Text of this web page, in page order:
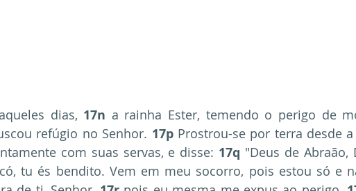
dias, 17n a rainha Ester, temendo o perigo de
refúgio no Senhor. 17p Prostrou-se por terra desde
com suas servas, e disse: 17q "Deus de Abraão,
tu és bendito. Vem em meu socorro, pois estou só e